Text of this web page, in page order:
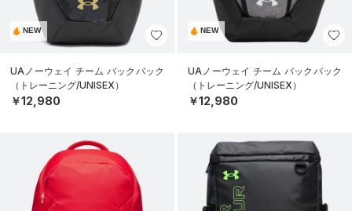
NEW
UAノーウェイ チーム バックパック
（トレーニング/UNISEX）
￥12,980
NEW
UAノーウェイ チーム バックパック
（トレーニング/UNISEX）
￥12,980